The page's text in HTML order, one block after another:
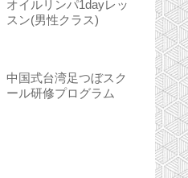
オイルリンパ1dayレッ
スン(男性クラス)
中国式台湾足つぼスク
ール研修プログラム